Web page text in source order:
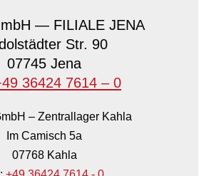
— FILIALE JENA
Str. 90
07745 Jena
36424 7614 – 0
– Zentrallager Kahla
Im Camisch 5a
07768 Kahla